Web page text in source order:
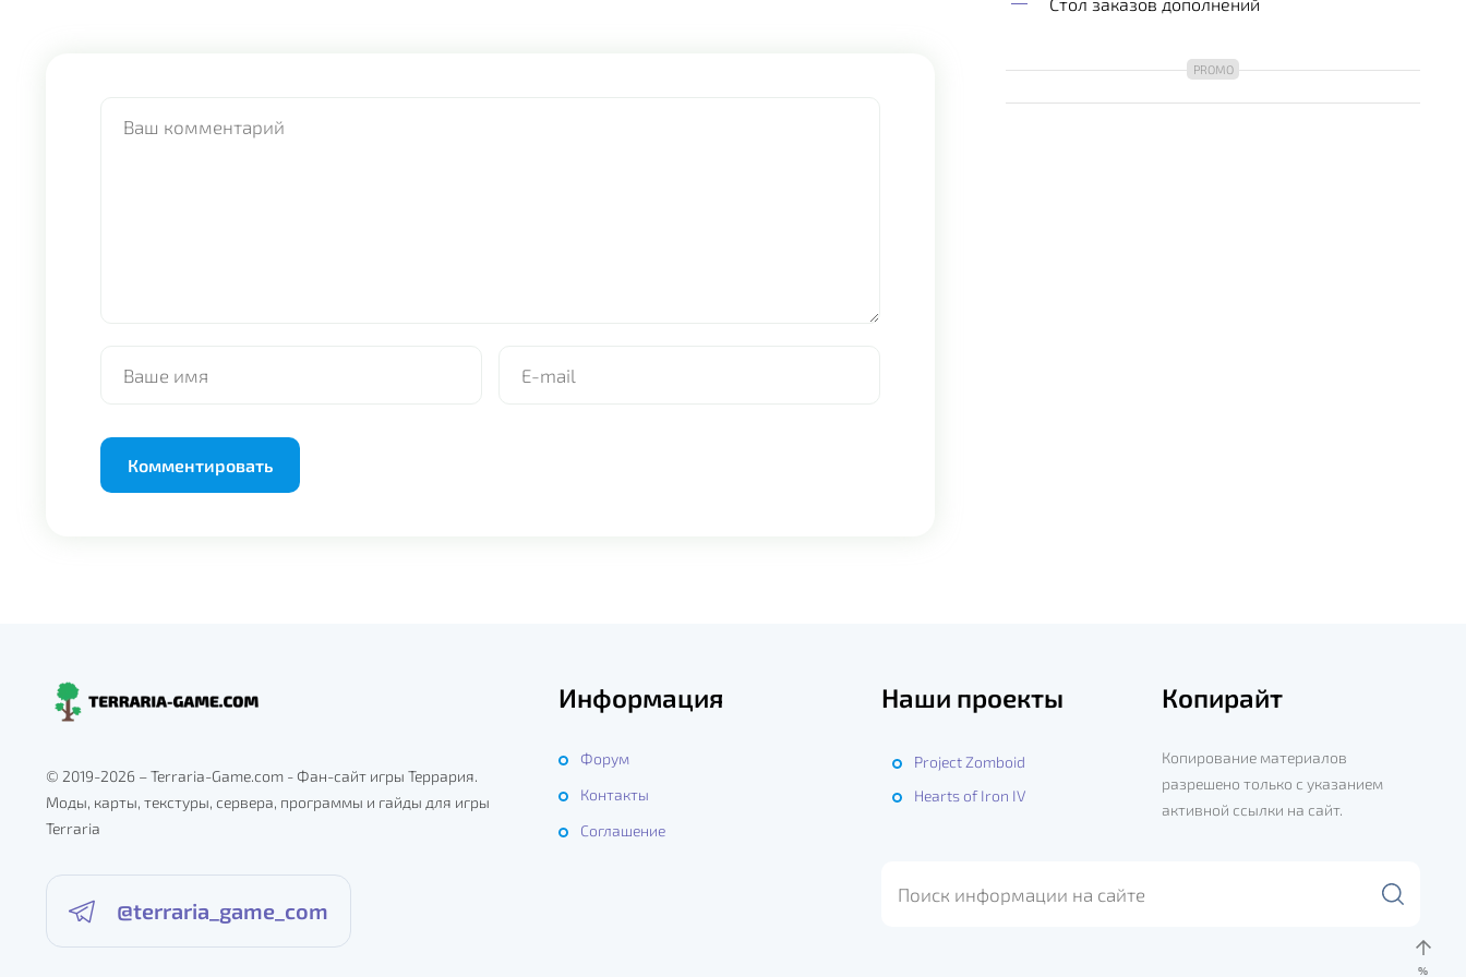
© 2019-2026 – Terraria-Game.com - Фан-сайт игры Террария.
Моды, карты, текстуры, сервера, программы и гайды для игры
Terraria
@terraria_game_com
Информация
Форум
Контакты
Соглашение
Наши проекты
Project Zomboid
Hearts of Iron IV
Копирайт
Копирование материалов
разрешено только с указанием
активной ссылки на сайт.
%